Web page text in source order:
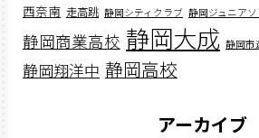
西奈南 走高跳 静岡シティクラブ 静岡ジュニア
静岡商業高校 静岡大成 静岡市
静岡翔洋中 静岡高校
アーカイブ